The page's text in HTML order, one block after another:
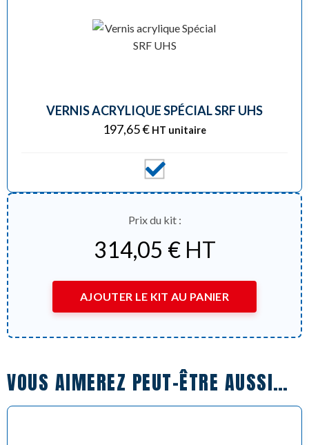
VERNIS ACRYLIQUE SPÉCIAL SRF UHS
197,65€ HT unitaire
Prix du kit :
314,05 €HT
AJOUTER LE KIT AU PANIER
VOUS AIMEREZ PEUT-ÊTRE AUSSI…